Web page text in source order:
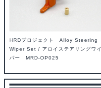
HRDプロジェクト Alloy Steering
Wiper Set / アロイステアリングワイ
パー MRD-OP025